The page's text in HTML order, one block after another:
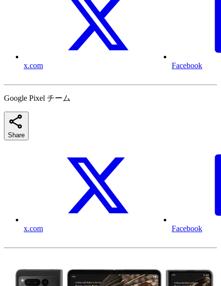
x.com Facebook
Google Pixel チーム
Share
x.com Facebook